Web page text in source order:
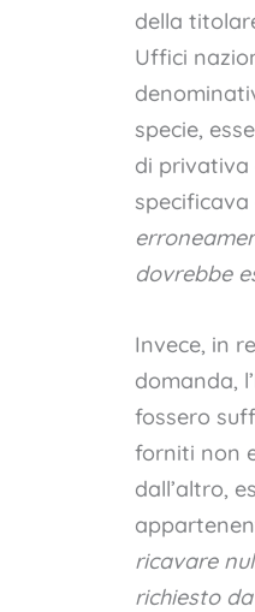
della
Uffici
specie,
di privativa
specificava
dovrebbe
Invece, in
domanda,
fossero
forniti non
dall’altro,
ricavare
richiesto